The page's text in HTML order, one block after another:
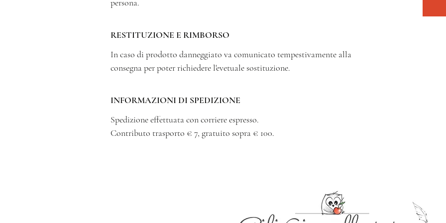
persona.
RESTITUZIONE E RIMBORSO
In caso di prodotto danneggiato va comunicato tempestivamente alla
consegna per poter richiedere l'evetuale sostituzione.
INFORMAZIONI DI SPEDIZIONE
Spedizione effettuata con corriere espresso.
Contributo trasporto € 7, gratuito sopra € 100.